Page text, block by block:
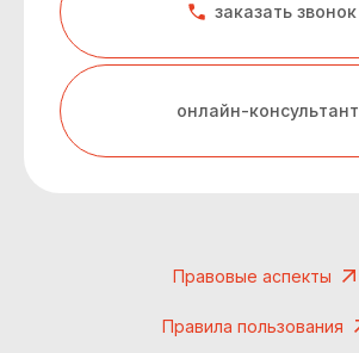
заказать звонок
онлайн-консультант
Правовые аспекты
Правила пользования